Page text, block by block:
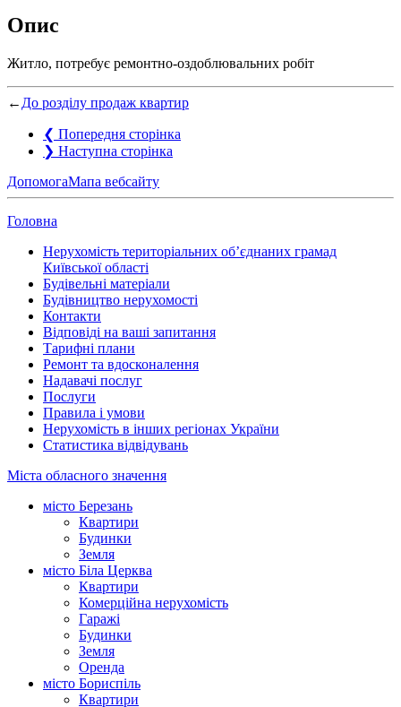
Опис
Житло, потребує ремонтно-оздоблювальних робіт
← До розділу продаж квартир
❮ Попередня сторінка
❯ Наступна сторінка
ДопомогаМапа вебсайту
Головна
Нерухомість територіальних об’єднаних грамад
Київської області
Будівельні матеріали
Будівництво нерухомості
Контакти
Відповіді на ваші запитання
Тарифні плани
Ремонт та вдосконалення
Надавачі послуг
Послуги
Правила і умови
Нерухомість в інших регіонах України
Статистика відвідувань
Міста обласного значення
місто Березань
Квартири
Будинки
Земля
місто Біла Церква
Квартири
Комерційна нерухомість
Гаражі
Будинки
Земля
Оренда
місто Бориспіль
Квартири